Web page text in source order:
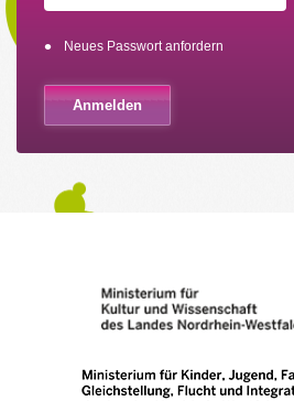
Neues Passwort anfordern